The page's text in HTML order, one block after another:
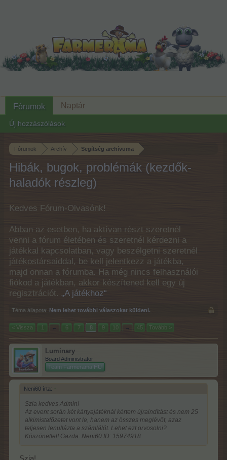
Fórumok Archív Segítség archívuma
Hibák, bugok, problémák (kezdők-
haladók részleg)
Kedves Fórum-Olvasónk!
Abban az esetben, ha aktívan részt szeretnél
venni a fórum életében és szeretnél kérdezni a
játékkal kapcsolatban, vagy beszélgetni szeretnél
játékostársaiddal, be kell jelentkezz a játékba,
majd onnan a fórumba. Ha még nincs felhasználói
fiókod a játékban, akkor készítened kell egy új
regisztrációt. „A játékhoz“
Téma állapota: Nem lehet további válaszokat küldeni.
< Vissza 1 ← 6 7 8 9 10 → 45 Tovább >
Luminary
Board Administrator
Team Farmerama HU
Neni60 írta: ↑
Szia kedves Admin!
Az event során két kártyajátéknál kértem újraindítást és nem 25
alkimistafőzetet vont le, hanem az összes meglévőt, azaz
teljesen lenullázta a számlálót. Lehet ezt orvosolni?
Köszönettel! Gazda: Neni60 ID: 15974918
Szia!
Fórumok
Új hozzászólások
Naptár